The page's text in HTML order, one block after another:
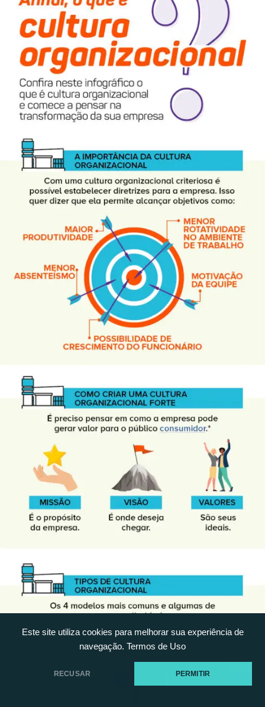
Este site utiliza cookies para melhorar sua experiência de
navegação. Termos de Uso
RECUSAR PERMITIR